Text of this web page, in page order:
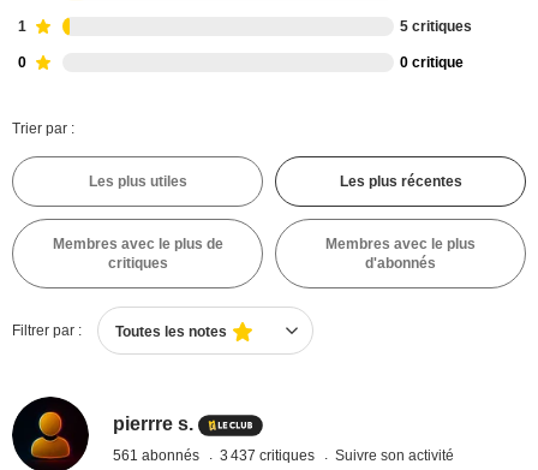
1 5 critiques
0 0 critique
Trier par :
Les plus utiles Les plus récentes
Membres avec le plus de
critiques
Membres avec le plus
d'abonnés
Filtrer par : Toutes les notes
pierrre s.
561 abonnés 3 437 critiques Suivre son activité